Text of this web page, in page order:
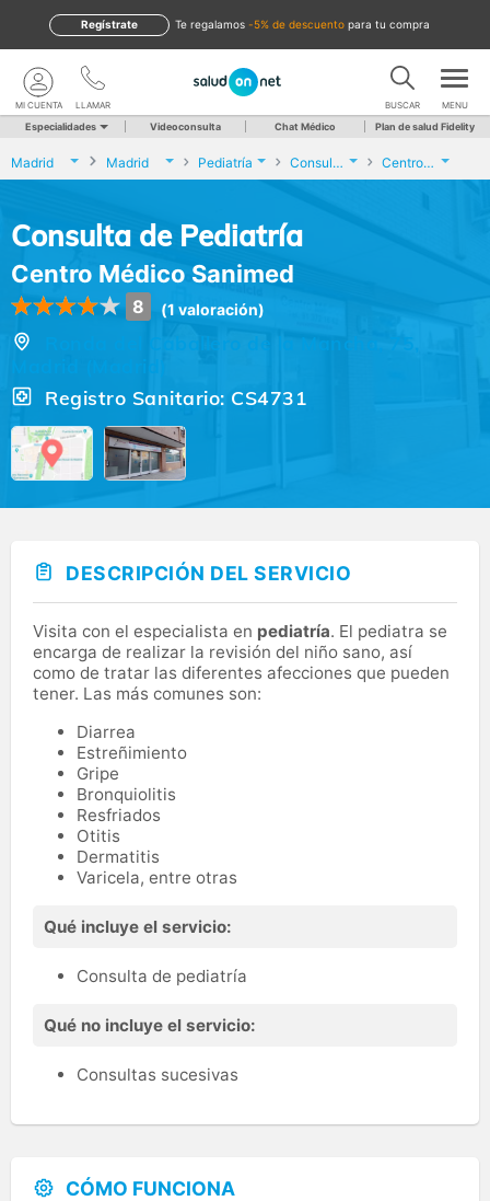
te regalamos -5% de descuento para tu compra
Regístrate
LLAMAR
MI CUENTA BUSCAR MENU
Especialidades Videoconsulta Chat Médico Plan de salud Fidelity
Madrid Madrid Pediatría Consulta de Pediatría Centro Médico Sanimed
Consulta de Pediatría
Centro Médico Sanimed
8 (1 valoración)
Ronda del Caballero de la Mancha, 75,
Registro Sanitario: CS4731
DESCRIPCIÓN DEL SERVICIO
Visita con el especialista en pediatría. El pediatra se
encarga de realizar la revisión del niño sano, así
como de tratar las diferentes afecciones que pueden
tener. Las más comunes son:
Diarrea
Estreñimiento
Gripe
Bronquiolitis
Resfriados
Otitis
Dermatitis
Varicela, entre otras
Qué incluye el servicio:
Consulta de pediatría
Qué no incluye el servicio:
Consultas sucesivas
CÓMO FUNCIONA